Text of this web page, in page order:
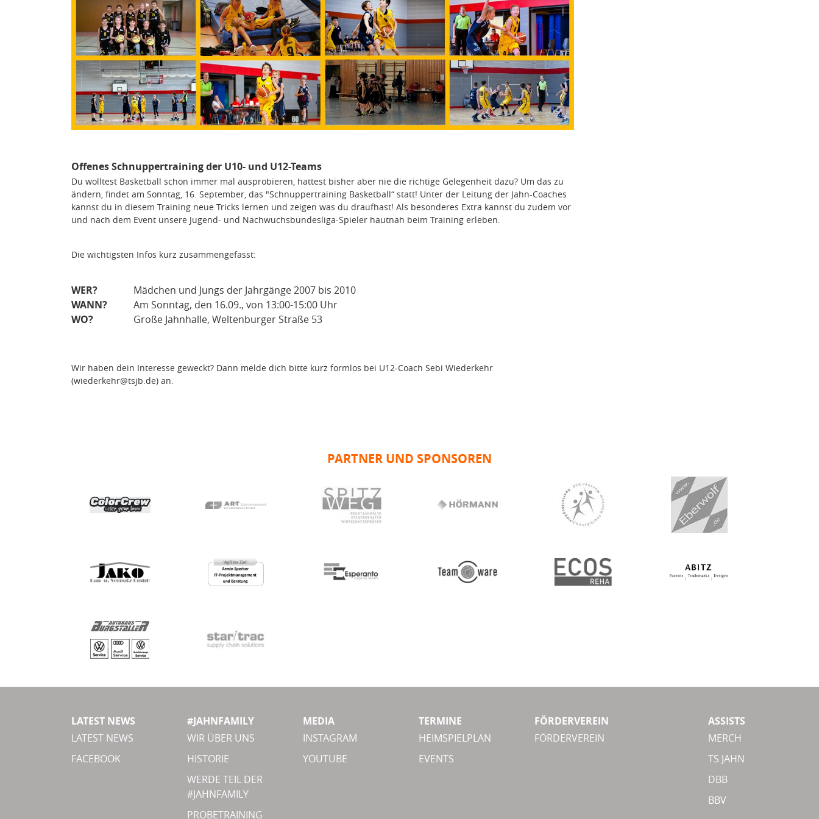
Offenes Schnuppertraining der U10- und U12-Teams
Du wolltest Basketball schon immer mal ausprobieren, hattest bisher aber nie die richtige Gelegenheit dazu? Um das zu
ändern, findet am Sonntag, 16. September, das "Schnuppertraining Basketball“ statt! Unter der Leitung der Jahn-Coaches
kannst du in diesem Training neue Tricks lernen und zeigen was du draufhast! Als besonderes Extra kannst du zudem vor
und nach dem Event unsere Jugend- und Nachwuchsbundesliga-Spieler hautnah beim Training erleben.
Die wichtigsten Infos kurz zusammengefasst:
WER?
Mädchen und Jungs der Jahrgänge 2007 bis 2010
WANN?
Am Sonntag, den 16.09., von 13:00-15:00 Uhr
WO?
Große Jahnhalle, Weltenburger Straße 53
Wir haben dein Interesse geweckt? Dann melde dich bitte kurz formlos bei U12-Coach Sebi Wiederkehr
(wiederkehr@tsjb.de) an.
PARTNER UND SPONSOREN
LATEST NEWS
LATEST NEWS
FACEBOOK
#JAHNFAMILY
WIR ÜBER UNS
HISTORIE
WERDE TEIL DER
#JAHNFAMILY
PROBETRAINING
MEDIA
INSTAGRAM
YOUTUBE
TERMINE
HEIMSPIELPLAN
EVENTS
FÖRDERVEREIN
FÖRDERVEREIN
ASSISTS
MERCH
TS JAHN
DBB
BBV